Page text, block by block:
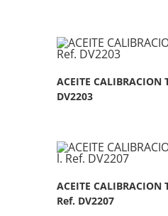
ACEITE CALIBRACION
DV2203
ACEITE CALIBRACION
Ref. DV2207